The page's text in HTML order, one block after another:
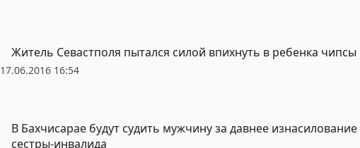
17.06.2016 16:54
Житель Севастполя пытался силой впихнуть в ребенка чипсы
В Бахчисарае будут судить мужчину за давнее изнасилование
сестры-инвалида